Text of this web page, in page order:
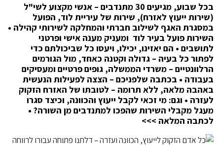
בכל שבוע, מגיעים 30 מתנדבים – אנשי מקצוע לשי"ל
(שירות ייעוץ לאזרח), שירות של עיריית לוד, הפועל
במסגרת האגף לשילוב חברתי והמחלקה לשירותי קהילה •
השירות פועל בעיר לוד ומעניק מענה אישי ופרטני
לתושבים • הם יאזינו, יכילו, ויעסו כל שביכולתם כדי
לפתור כל בעיה – גדולה וקטנה כאחד, מול הגורמים
הרלוונטיים – משרדי הממשלה, גופים פרטיים ומעסיקים
בעבודה • בכתבה שלפניכם – הצצה לפעילות הנעשית
באהבה מלאה, ללא תרומה – לטובתו של האזרח הזקוק
לעזרה • וגם: מי זכאי לקבל ייעוץ והכוונה, וכיצד סגרו
מעגל מקבלי השירות שהפכו למתנדבים מן השורה? •
לכתבה המלאה >>>